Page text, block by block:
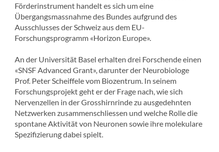
Förderinstrument handelt es sich um eine
Übergangsmassnahme des Bundes aufgrund des
Ausschlusses der Schweiz aus dem EU-
Forschungsprogramm «Horizon Europe».
An der Universität Basel erhalten drei Forschende einen
«SNSF Advanced Grant», darunter der Neurobiologe
Prof. Peter Scheiffele vom Biozentrum. In seinem
Forschungsprojekt geht er der Frage nach, wie sich
Nervenzellen in der Grosshirnrinde zu ausgedehnten
Netzwerken zusammenschliessen und welche Rolle die
spontane Aktivität von Neuronen sowie ihre molekulare
Spezifizierung dabei spielt.